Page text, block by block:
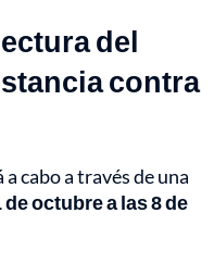
del
contra
cabo a través de una
octubre a las 8 de